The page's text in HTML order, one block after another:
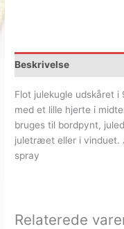
Beskrivelse
Flot julekugle udskåret
med et lille hjerte i
bruges til bordpynt,
juletræet eller i vinduet.
spray
Relaterede